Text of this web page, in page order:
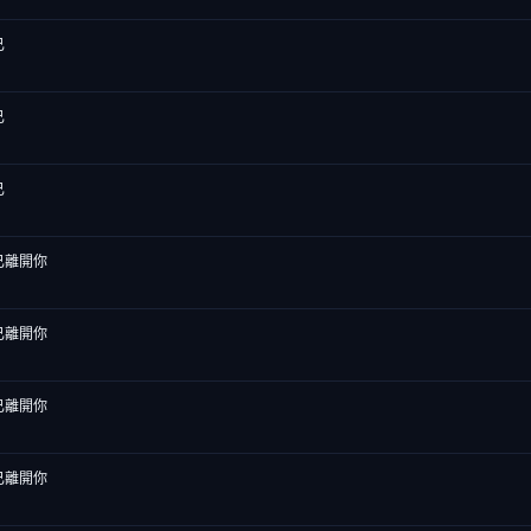
離開你
離開你
離開你
離開你